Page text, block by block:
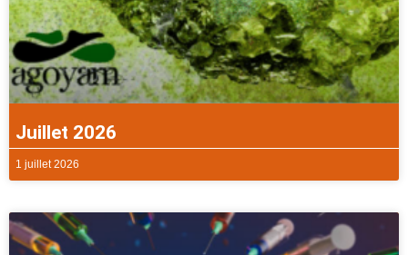
Juillet 2026
1 juillet 2026